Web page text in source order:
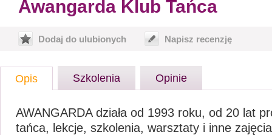
Awangarda Klub Tańca
Dodaj do ulubionych Napisz recenzję
Opis Szkolenia Opinie
AWANGARDA działa od 1993 roku, od 20 lat
tańca, lekcje, szkolenia, warsztaty i inne